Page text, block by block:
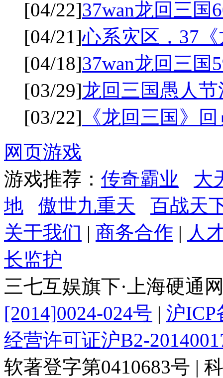
[04/22]37wan龙回三国
[04/21]心系灾区，37
[04/18]37wan龙回三国
[03/29]龙回三国愚人节
[03/22] 《龙回三国》
网页游戏
游戏推荐： 传奇霸业
大
地
傲世九重天
百战天
关于我们 | 商务合作 | 人
长监护
三七互娱旗下·上海硬通
[2014]0024-024号 | 沪ICP
经营许可证沪B2-
软著登字第0410683号 |